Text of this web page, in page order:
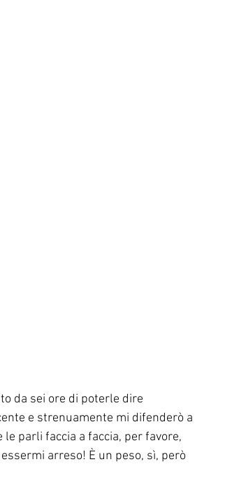
da sei ore di poterle dire
e strenuamente mi difenderò a
parli faccia a faccia, per favore,
arreso! È un peso, sì, però